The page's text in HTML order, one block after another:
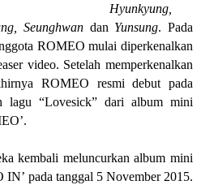
Hyunkyung,
Seunghwan dan Yunsung. Pada
ROMEO mulai diperkenalkan
video. Setelah memperkenalkan
ROMEO resmi debut pada
lagu “Lovesick” dari album mini
kembali meluncurkan album mini
IN’ pada tanggal 5 November 2015.